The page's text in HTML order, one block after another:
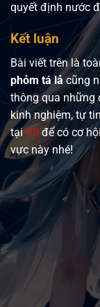
quyết định nước
Kết luận
Bài viết trên là
phỏm tá lảcũng
thông qua những
kinh nghiệm, tự
tạiK8 để có cơ
vực này nhé!